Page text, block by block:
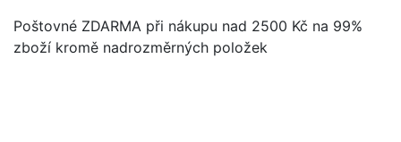
Poštovné ZDARMA při nákupu nad 2500 Kč na 99%
zboží kromě nadrozměrných položek